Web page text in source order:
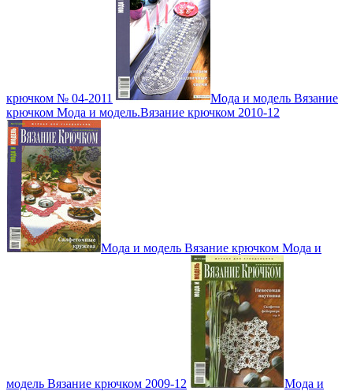
крючком № 04-2011
Мода и модель Вязание
крючком Мода и модель.Вязание крючком 2010-12
Мода и модель Вязание крючком Мода и
модель Вязание крючком 2009-12
Мода и